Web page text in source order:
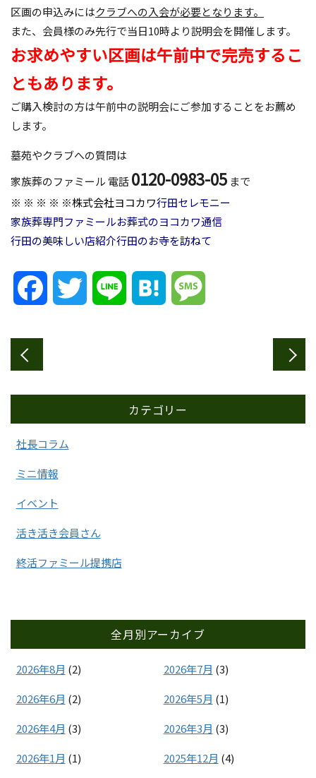
区画の申込みにはクラブへの入会が必要となります。
また、会員様のみ先行で当日10時より説明会を開催します。
お求めやすい区画は午前中で完売するこ
ともあります。
ご購入検討の方は午前中の説明会にご参加することをお薦め
します。
墓苑やクラブへの質問は
家族葬のファミール 電話0120-0983-05 まで
※ ※ ※ ※ ※株式会社ヨコカワ行田セレモニー
家族葬専門ファミールお葬式のヨコカワ通信
行田の美味しい店紹介行田のお寺を訪ねて
FacebookTwitter Line Hatena
カテゴリー
社長コラム
ミニ情報
イベント
活き活き会員さん
終活ファミール提携店
全月別アーカイブ
2026年8月 (2) 2026年7月 (3)
2026年6月 (2) 2026年5月 (1)
2026年4月 (3) 2026年3月 (3)
2026年1月 (1) 2025年12月 (4)